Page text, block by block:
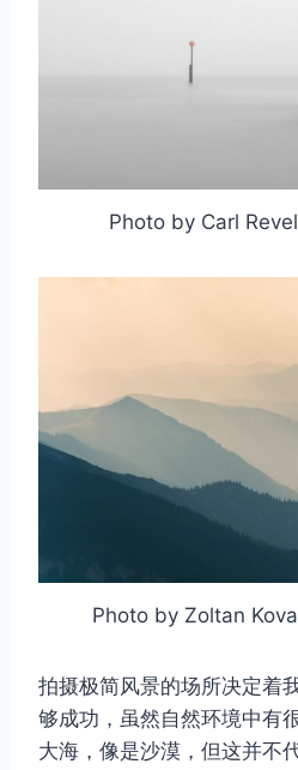
Photo by Carl
Photo by Zoltan
拍摄极简风景的场所决定着
够成功，虽然自然环境中有
大海，像是沙漠，但这并不